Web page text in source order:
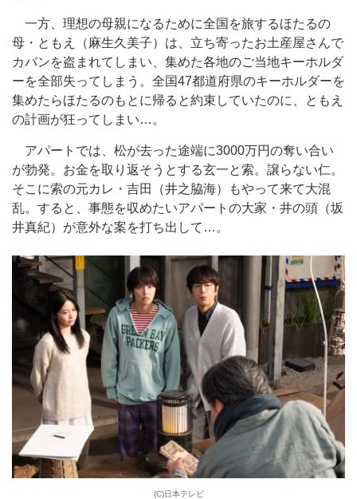
一方、理想の母親になるために全国を旅するほたるの
母・ともえ（麻生久美子）は、立ち寄ったお土産屋さんで
カバンを盗まれてしまい、集めた各地のご当地キーホルダ
ーを全部失ってしまう。全国47都道府県のキーホルダーを
集めたらほたるのもとに帰ると約束していたのに、ともえ
の計画が狂ってしまい…。
アパートでは、松が去った途端に3000万円の奪い合い
が勃発。お金を取り返そうとする玄一と索。譲らない仁。
そこに索の元カレ・吉田（井之脇海）もやって来て大混
乱。すると、事態を収めたいアパートの大家・井の頭（坂
井真紀）が意外な案を打ち出して…。
(C)日本テレビ